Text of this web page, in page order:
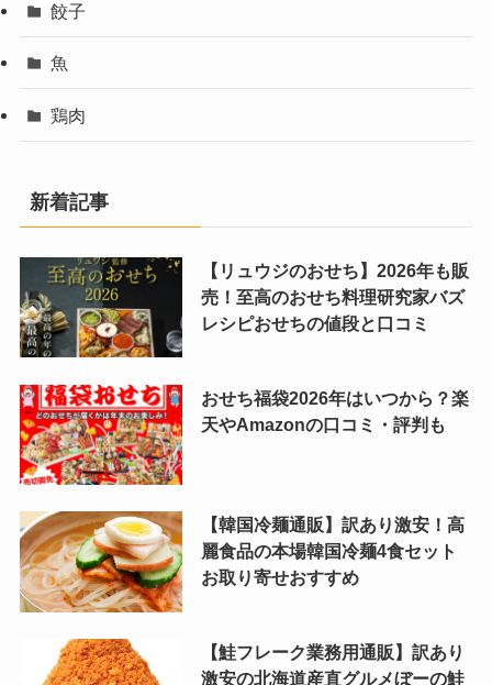
餃子
魚
鶏肉
新着記事
【リュウジのおせち】2026年も販
売！至高のおせち料理研究家バズ
レシピおせちの値段と口コミ
おせち福袋2026年はいつから？楽
天やAmazonの口コミ・評判も
【韓国冷麺通販】訳あり激安！高
麗食品の本場韓国冷麺4食セット
お取り寄せおすすめ
【鮭フレーク業務用通販】訳あり
激安の北海道産直グルメぼーの鮭